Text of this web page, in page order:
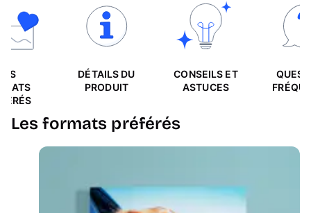
DÉTAILS DU
PRODUIT
CONSEILS ET
ASTUCES
Les formats préférés